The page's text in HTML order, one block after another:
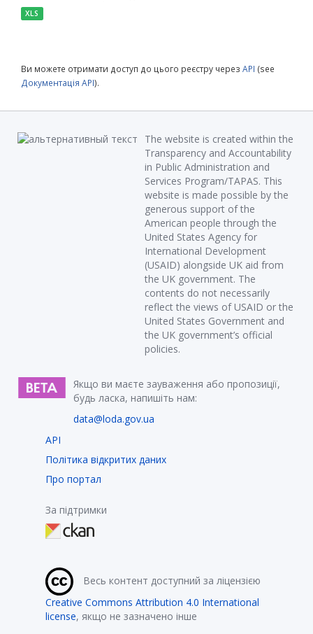
XLS
Ви можете отримати доступ до цього реєстру через API (see
Документація API).
The website is created within the
Transparency and Accountability
in Public Administration and
Services Program/TAPAS. This
website is made possible by the
generous support of the
American people through the
United States Agency for
International Development
(USAID) alongside UK aid from
the UK government. The
contents do not necessarily
reflect the views of USAID or the
United States Government and
the UK government’s official
policies.
Якщо ви маєте зауваження або пропозиції,
будь ласка, напишіть нам:
data@loda.gov.ua
API
Політика відкритих даних
Про портал
За підтримки
Весь контент доступний за ліцензією
Creative Commons Attribution 4.0 International
license, якщо не зазначено інше